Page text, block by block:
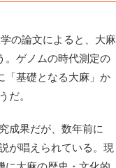
の論文によると、大麻
。ゲノムの時代測定の
「基礎となる大麻」か
だ。
成果だが、数年前に
が唱えられている。現